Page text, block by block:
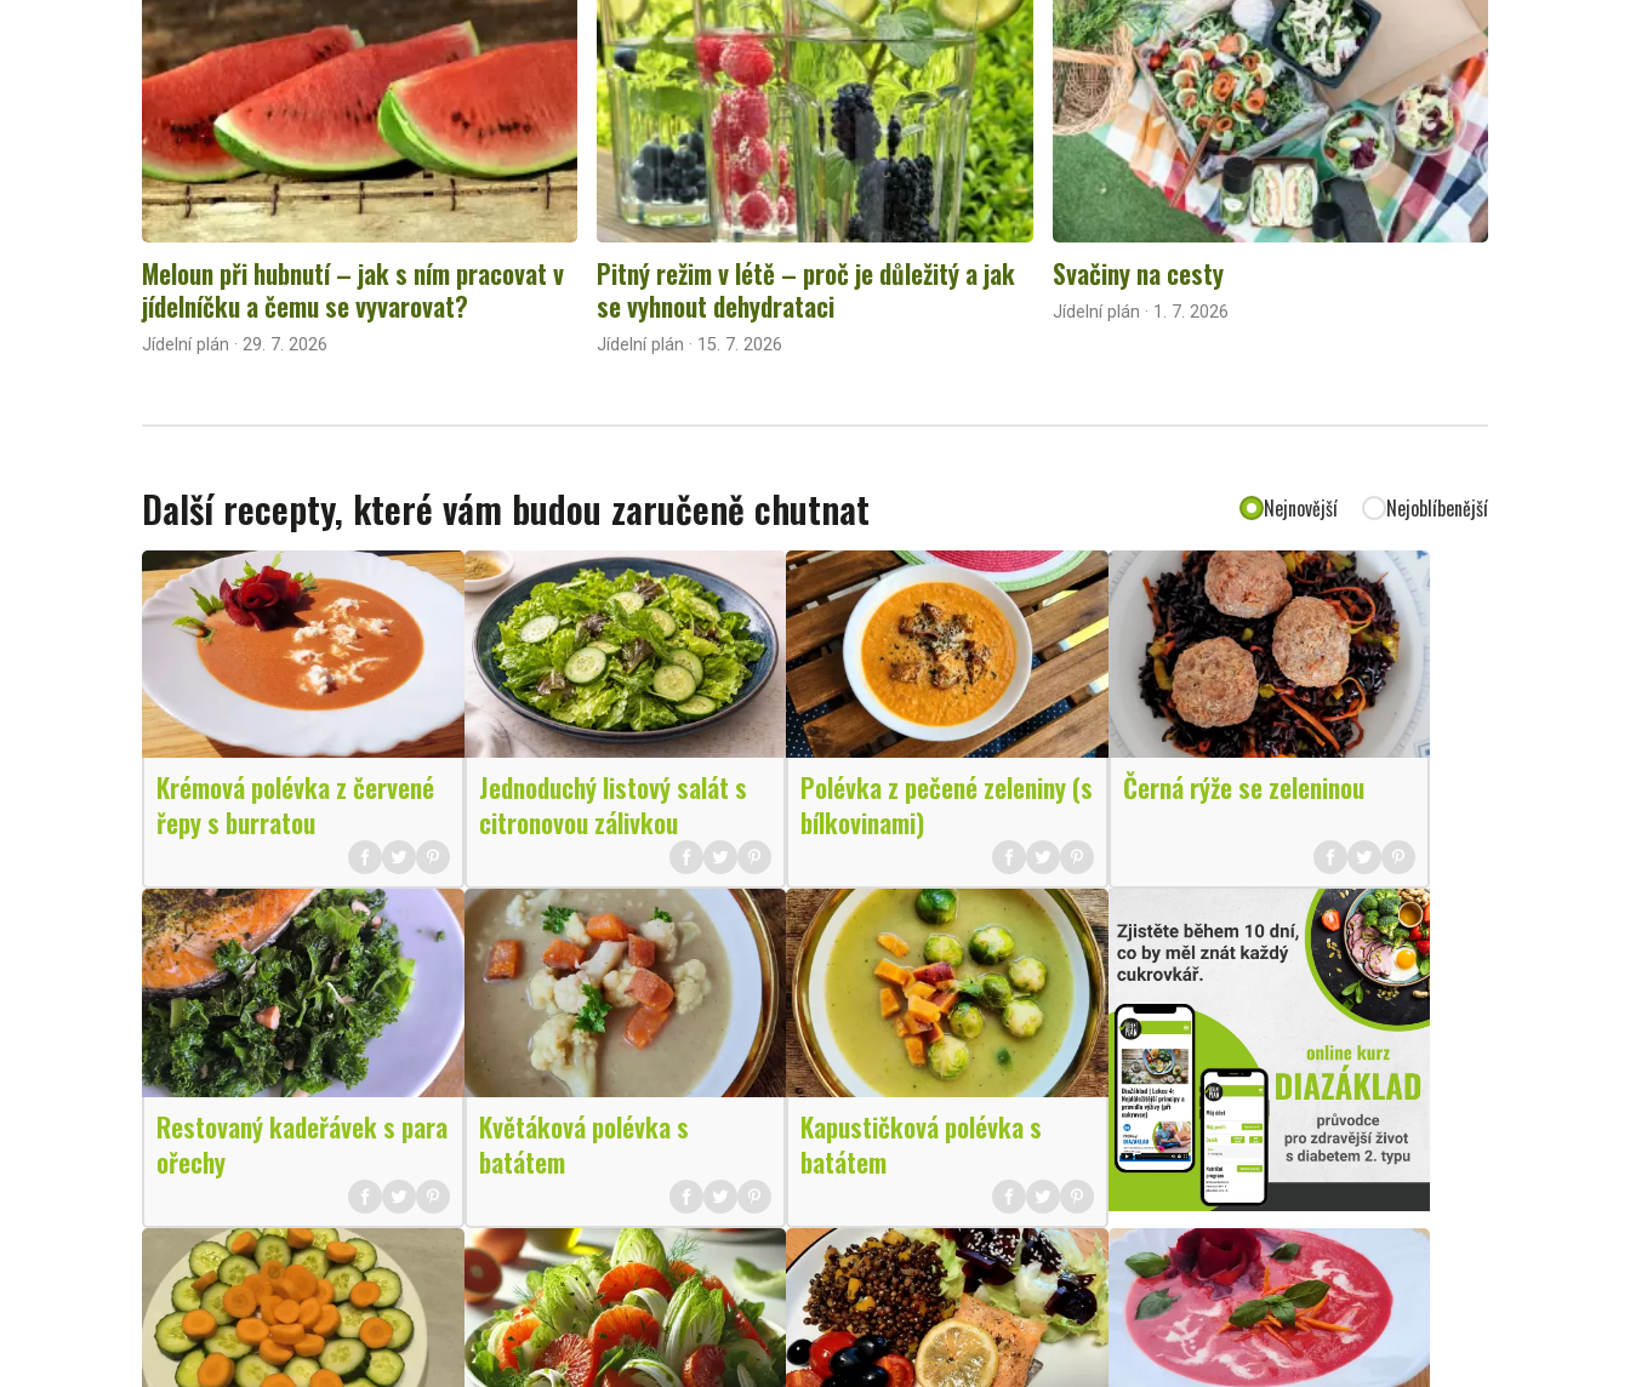
Meloun při hubnutí – jak s ním pracovat v
jídelníčku a čemu se vyvarovat?
Jídelní plán · 29. 7. 2026
Pitný režim v létě – proč je důležitý a jak
se vyhnout dehydrataci
Jídelní plán · 15. 7. 2026
Svačiny na cesty
Jídelní plán · 1. 7. 2026
Další recepty, které vám budou zaručeně chutnat Nejnovější Nejoblíbenější
Krémová polévka z červené
řepy s burratou
Jednoduchý listový salát s
citronovou zálivkou
Polévka z pečené zeleniny (s
bílkovinami)
Černá rýže se zeleninou
Restovaný kadeřávek s para
ořechy
Květáková polévka s
batátem
Kapustičková polévka s
batátem